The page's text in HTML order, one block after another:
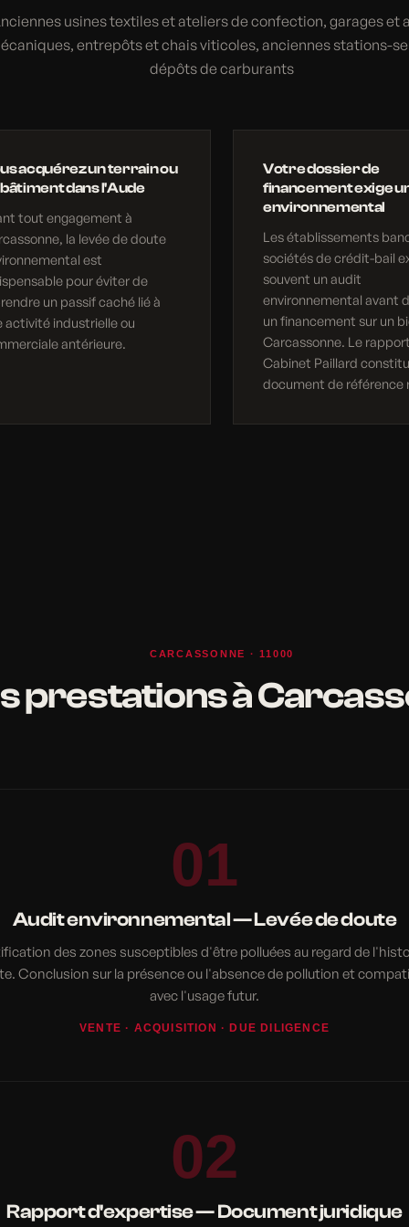
usines textiles et ateliers de confection, garages et
entrepôts et chais viticoles, anciennes stations-
dépôts de carburants
acquérez un terrain ou
dans l'Aude
tout engagement à
la levée de doute
est
pour éviter de
un passif caché lié à
activité industrielle ou
antérieure.
Votre dossier de
financement exige
environnemental
Les établissements
sociétés de crédit-bail
souvent un audit
environnemental avant
un financement sur un
Carcassonne. Le
Cabinet Paillard
document de référence
CARCASSONNE · 11000
prestations à
01
Audit environnemental — Levée de doute
des zones susceptibles d'être polluées au regard de
Conclusion sur la présence ou l'absence de pollution et
avec l'usage futur.
VENTE · ACQUISITION · DUE DILIGENCE
02
Rapport d'expertise — Document juridique